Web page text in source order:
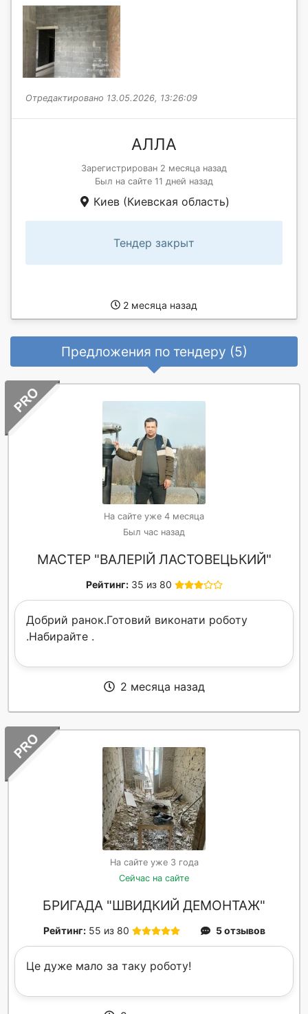
Отредактировано 13.05.2026, 13:26:09
АЛЛА
Зарегистрирован 2 месяца назад
Был на сайте 11 дней назад
Киев (Киевская область)
Тендер закрыт
2 месяца назад
Предложения по тендеру (5)
На сайте уже 4 месяца
Был час назад
МАСТЕР "ВАЛЕРІЙ ЛАСТОВЕЦЬКИЙ"
Рейтинг: 35 из 80
Добрий ранок.Готовий виконати роботу
.Набирайте .
2 месяца назад
На сайте уже 3 года
Сейчас на сайте
БРИГАДА "ШВИДКИЙ ДЕМОНТАЖ"
Рейтинг: 55 из 80 5 отзывов
Це дуже мало за таку роботу!